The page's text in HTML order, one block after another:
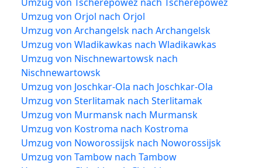
Umzug von Orjol nach Orjol
Umzug von Archangelsk nach Archangelsk
Umzug von Wladikawkas nach Wladikawkas
Umzug von Nischnewartowsk nach
Nischnewartowsk
Umzug von Joschkar-Ola nach Joschkar-Ola
Umzug von Sterlitamak nach Sterlitamak
Umzug von Murmansk nach Murmansk
Umzug von Kostroma nach Kostroma
Umzug von Noworossijsk nach Noworossijsk
Umzug von Tambow nach Tambow